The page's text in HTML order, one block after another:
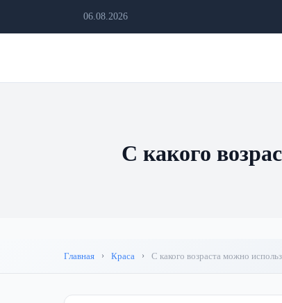
06.08.2026
С какого
Главная Краса С какого возраста можно